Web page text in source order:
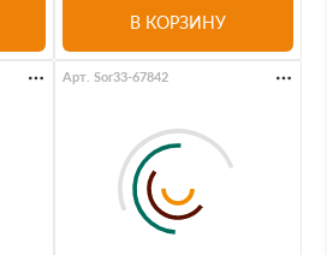
В КОРЗИНУ
Арт. Sor33-67842